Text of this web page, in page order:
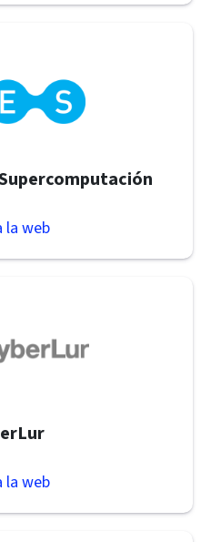
la web
la web